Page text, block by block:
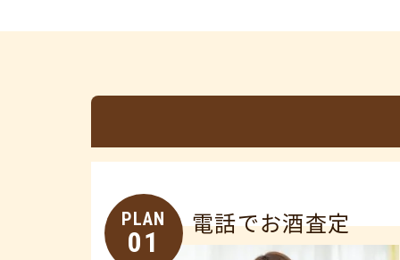
PLAN
01
電話でお酒査定